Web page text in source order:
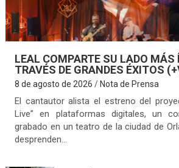
LEAL COMPARTE SU LADO
TRAVÉS DE GRANDES ÉXITOS
8 de agosto de 2026 Nota de Prensa
El cantautor alista el estreno del
Live” en plataformas digitales, un
grabado en un teatro de la ciudad de
desprenden…